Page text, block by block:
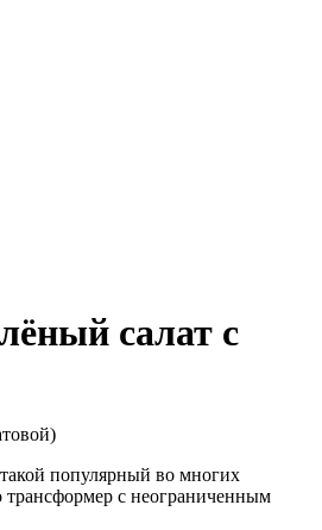
салат с
популярный во многих
трансформер с неограниченным